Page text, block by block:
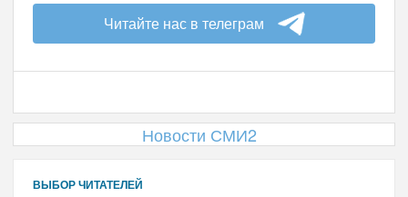
Читайте нас в телеграм
Новости СМИ2
ВЫБОР ЧИТАТЕЛЕЙ